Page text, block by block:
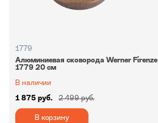
1779
Алюминиевая сковорода Werner Firenze
1779 20 см
В наличии
1 875 руб. 2 499 руб.
В корзину